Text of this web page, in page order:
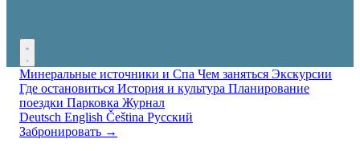
Минеральные источники и Спа Чем заняться Экскурсии
Где остановиться История и культура Планирование
поездки Парковка Журнал
Deutsch English Čeština Русский
Забронировать →